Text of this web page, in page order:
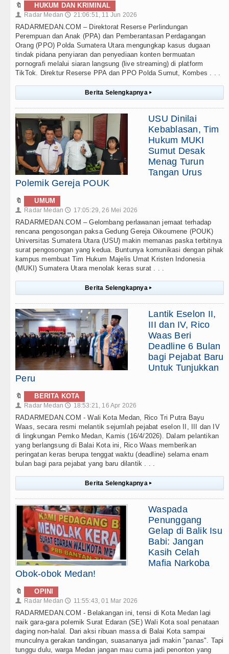
🔖 HUKUM DAN KRIMINAL
👤 Radar Medan 🕔 21:06:51, 11 Jun 2026
RADARMEDAN.COM – Direktorat Reserse Perlindungan
Perempuan dan Anak (PPA) dan Pemberantasan Perdagangan
Orang (PPO) Polda Sumatera Utara mengungkap kasus dugaan
tindak pidana penyiaran dan penyediaan konten bermuatan
pornografi melalui siaran langsung (live streaming) di platform
TikTok. Direktur Reserse PPA dan PPO Polda Sumut, Kombes . . .
Berita Selengkapnya ▸
USU Dinilai
Kebablasan, Tim
Hukum MUKI
Sumut Desak
Menag Turun
Tangan Urus
Polemik Gereja POUK
🔖 UMUM
👤 Radar Medan 🕔 17:05:29, 26 Mei 2026
RADARMEDAN.COM – Gelombang perlawanan jemaat terhadap
rencana pengosongan paksa Gedung Gereja Oikoumene (POUK)
Universitas Sumatera Utara (USU) makin memanas paska terbitnya
surat pengosongan yang kedua. Buntunya komunikasi dengan pihak
kampus membuat Tim Hukum Majelis Umat Kristen Indonesia
(MUKI) Sumatera Utara menolak keras surat . . .
Berita Selengkapnya ▸
Lantik Eselon II,
III dan IV, Rico
Waas Beri
Deadline 6 Bulan
bagi Pejabat Baru
Untuk Tunjukkan
Peru
🔖 BERITA KOTA
👤 Radar Medan 🕔 18:53:21, 16 Apr 2026
RADARMEDAN.COM - Wali Kota Medan, Rico Tri Putra Bayu
Waas, secara resmi melantik sejumlah pejabat eselon II, III dan IV
di lingkungan Pemko Medan, Kamis (16/4/2026). Dalam pelantikan
yang berlangsung di Balai Kota ini, Rico Waas memberikan
peringatan keras berupa tenggat waktu (deadline) selama enam
bulan bagi para pejabat yang baru dilantik . . .
Berita Selengkapnya ▸
Waspada
Penunggang
Gelap di Balik Isu
Babi: Jangan
Kasih Celah
Mafia Narkoba
Obok-obok Medan!
🔖 OPINI
👤 Radar Medan 🕔 11:55:43, 01 Mar 2026
RADARMEDAN.COM - Belakangan ini, tensi di Kota Medan lagi
naik gara-gara polemik Surat Edaran (SE) Wali Kota soal penataan
daging non-halal. Dari aksi ribuan massa di Balai Kota sampai
munculnya gerakan tandingan, suasananya jadi makin "panas". Tapi
tunggu dulu, warga Medan jangan mau cuma jadi penonton yang